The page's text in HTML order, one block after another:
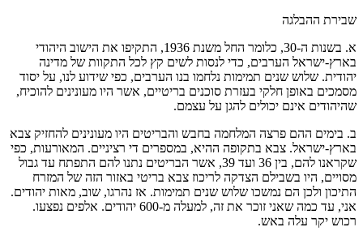
שבירת ההבלגה
א. בשנות ה-30, כלומר החל משנת 1936, התקיפו את הישוב היהודי
בארץ-ישראל הערבים, כדי לנסות לשים קץ לכל התקוות של מדינה
יהודית. שלוש שנים תמימות נלחמו בנו הערבים, כפי שידוע לנו, על יסוד
מסמכים באופן חלקי בעזרת סוכנים בריטיים, אשר היו מעונינים להוכיח,
שהיהודים אינם יכולים להגן על עצמם.
ב. בימים ההם פרצה המלחמה בחבש והבריטים היו מעונינים להחזיק צבא
בארץ-ישראל. צבא בתקופה ההיא, במספרים די רציניים. המאורעות, כפי
שקראנו להם, בין 36 ועד 39, אשר הבריטים נתנו להם התפתח עד גבול
מסויים, היו בשבילם הצדקה לריכוז צבא בריטי באזור הזה של המזרח
התיכון ולכן הם נמשכו שלוש שנים תמימות. אז נהרגו, שוב, מאות יהודים.
אני, עד כמה שאני זוכר את זה, למעלה מ-600 יהודים. אלפים נפצעו.
רכוש יקר עלה באש.